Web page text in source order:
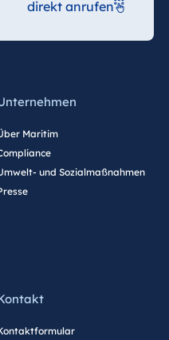
direkt anrufen
Maritim
und Sozialmaßnahmen